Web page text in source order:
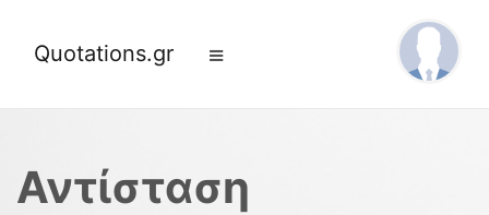
Quotations.gr
Αντίσταση